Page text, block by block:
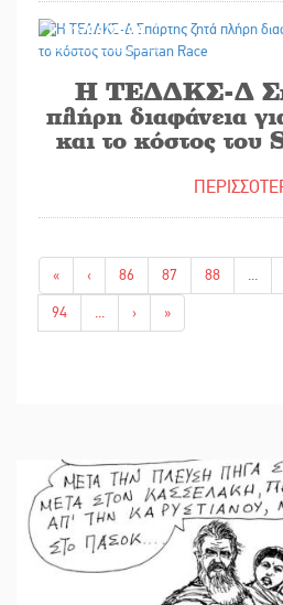
23/06/2026
Η ΤΕΔΔΚΣ-Δ
πλήρη διαφάνεια
και το κόστος
« ‹ 86 87 88 ...
94
... › »